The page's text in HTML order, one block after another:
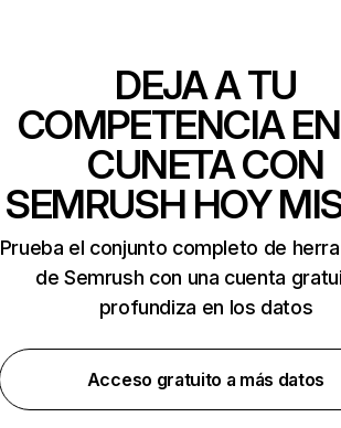
DEJA A TU
COMPETENCIA
CUNETA CON
SEMRUSH HOY
Prueba el conjunto completo de
de Semrush con una cuenta
profundiza en los datos
Acceso gratuito a más datos